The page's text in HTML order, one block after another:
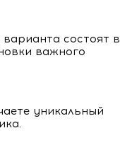
состоят в
важного
уникальный